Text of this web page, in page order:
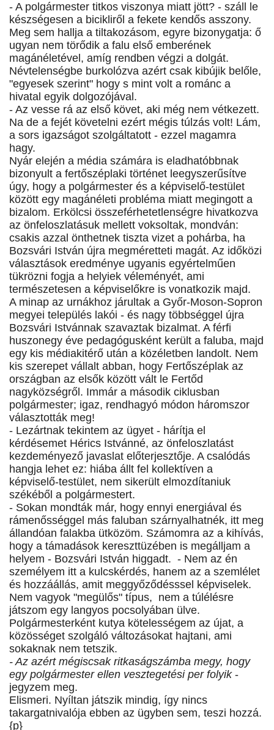
- A polgármester titkos viszonya miatt jött? - száll le
készségesen a bicikliről a fekete kendős asszony.
Meg sem hallja a tiltakozásom, egyre bizonygatja: ő
ugyan nem törődik a falu első emberének
magánéletével, amíg rendben végzi a dolgát.
Névtelenségbe burkolózva azért csak kibújik belőle,
"egyesek szerint" hogy s mint volt a románc a
hivatal egyik dolgozójával.
- Az vesse rá az első követ, aki még nem vétkezett.
Na de a fejét követelni ezért mégis túlzás volt! Lám,
a sors igazságot szolgáltatott - ezzel magamra
hagy.
Nyár elején a média számára is eladhatóbbnak
bizonyult a fertőszéplaki történet leegyszerűsítve
úgy, hogy a polgármester és a képviselő-testület
között egy magánéleti probléma miatt megingott a
bizalom. Erkölcsi összeférhetetlenségre hivatkozva
az önfeloszlatásuk mellett voksoltak, mondván:
csakis azzal önthetnek tiszta vizet a pohárba, ha
Bozsvári István újra megméretteti magát. Az időközi
választások eredménye ugyanis egyértelműen
tükrözni fogja a helyiek véleményét, ami
természetesen a képviselőkre is vonatkozik majd.
A minap az urnákhoz járultak a Győr-Moson-Sopron
megyei település lakói - és nagy többséggel újra
Bozsvári Istvánnak szavaztak bizalmat. A férfi
huszonegy éve pedagógusként került a faluba, majd
egy kis médiakitérő után a közéletben landolt. Nem
kis szerepet vállalt abban, hogy Fertőszéplak az
országban az elsők között vált le Fertőd
nagyközségről. Immár a második ciklusban
polgármester; igaz, rendhagyó módon háromszor
választották meg!
- Lezártnak tekintem az ügyet - hárítja el
kérdésemet Hérics Istvánné, az önfeloszlatást
kezdeményező javaslat előterjesztője. A csalódás
hangja lehet ez: hiába állt fel kollektíven a
képviselő-testület, nem sikerült elmozdítaniuk
székéből a polgármestert.
- Sokan mondták már, hogy ennyi energiával és
rámenősséggel más faluban szárnyalhatnék, itt meg
állandóan falakba ütközöm. Számomra az a kihívás,
hogy a támadások kereszttüzében is megálljam a
helyem - Bozsvári István higgadt. - Nem az én
személyem itt a kulcskérdés, hanem az a szemlélet
és hozzáállás, amit meggyőződésssel képviselek.
Nem vagyok "megülős" típus, nem a túlélésre
játszom egy langyos pocsolyában ülve.
Polgármesterként kutya kötelességem az újat, a
közösséget szolgáló változásokat hajtani, ami
sokaknak nem tetszik.
- Az azért mégiscsak ritkaságszámba megy, hogy
egy polgármester ellen vesztegetési per folyik-
jegyzem meg.
Elismeri. Nyíltan játszik mindig, így nincs
takargatnivalója ebben az ügyben sem, teszi hozzá.
{p}